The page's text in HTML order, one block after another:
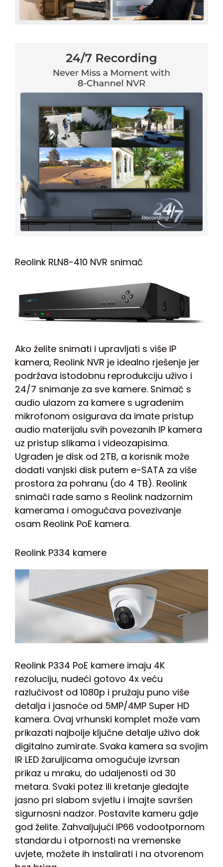
Reolink RLN8-410 NVR snimač
Ako želite snimati i upravljati s više IP
kamera, Reolink NVR je idealno rješenje jer
podržava istodobnu reprodukciju uživo i
24/7 snimanje za sve kamere. Snimač s
audio ulazom za kamere s ugrađenim
mikrofonom osigurava da imate pristup
audio materijalu svih povezanih IP kamera
uz pristup slikama i videozapisima.
Ugrađen je disk od 2TB, a korisnik može
dodati vanjski disk putem e-SATA za više
prostora za pohranu (do 4 TB). Reolink
snimači rade samo s Reolink nadzornim
kamerama i omogućava povezivanje
osam Reolink PoE kamera.
Reolink P334 kamere
Reolink P334 PoE kamere imaju 4K
rezoluciju, nudeći gotovo 4x veću
razlučivost od 1080p i pružaju puno više
detalja i jasnoće od 5MP/4MP Super HD
kamera. Ovaj vrhunski komplet može vam
prikazati najbolje ključne detalje uživo dok
digitalno zumirate. Svaka kamera sa svojim
IR LED žaruljicama omogućuje izvrsan
prikaz u mraku, do udaljenosti od 30
metara. Svaki potez ili kretanje gledajte
jasno pri slabom svjetlu i imajte savršen
sigurnosni nadzor. Postavite kameru gdje
god želite. Zahvaljujući IP66 vodootpornom
standardu i otpornosti na vremenske
uvjete, možete ih instalirati i na otvorenom